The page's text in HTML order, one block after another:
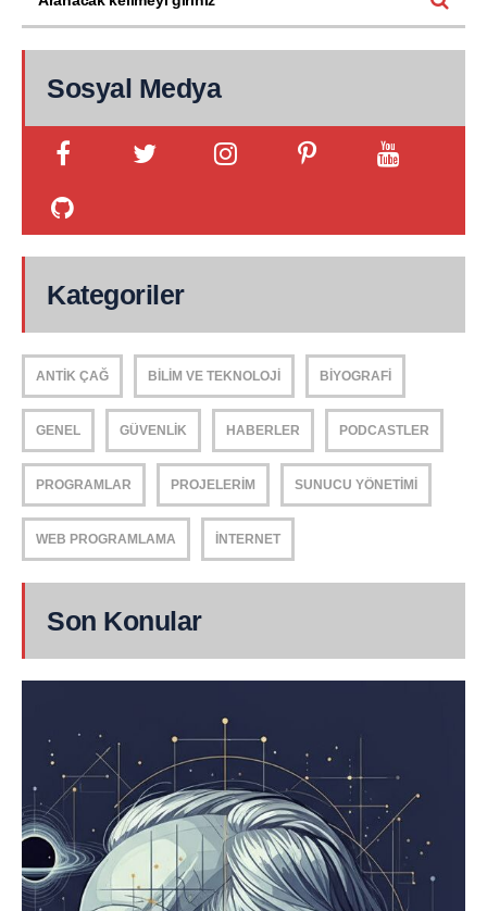
Sosyal Medya
Kategoriler
ANTIK ÇAĞ BILIM VE TEKNOLOJI BIYOGRAFI
GENEL GÜVENLIK HABERLER PODCASTLER
PROGRAMLAR PROJELERIM SUNUCU YÖNETIMI
WEB PROGRAMLAMA İNTERNET
Son Konular